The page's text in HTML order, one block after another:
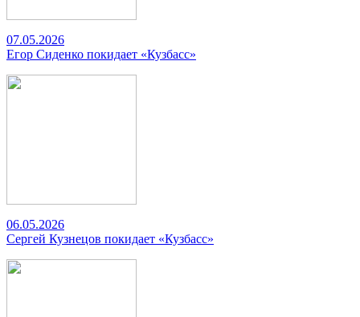
07.05.2026
Егор Сиденко покидает «Кузбасс»
06.05.2026
Сергей Кузнецов покидает «Кузбасс»